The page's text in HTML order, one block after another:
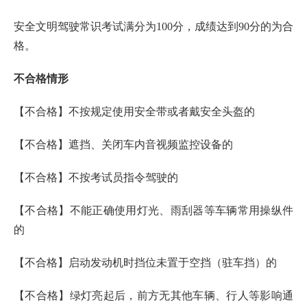
安全文明驾驶常识考试满分为100分，成绩达到90分的为合
格。
不合格情形
【不合格】不按规定使用安全带或者戴安全头盔的
【不合格】遮挡、关闭车内音视频监控设备的
【不合格】不按考试员指令驾驶的
【不合格】不能正确使用灯光、雨刮器等车辆常用操纵件
的
【不合格】启动发动机时挡位未置于空挡（驻车挡）的
【不合格】绿灯亮起后，前方无其他车辆、行人等影响通